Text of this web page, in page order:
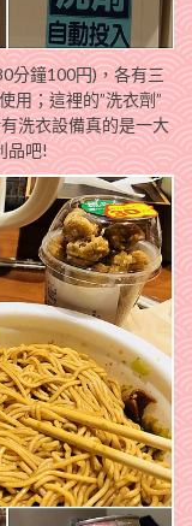
分鐘100円)，各有三
用；這裡的”洗衣劑”
洗衣設備真的是一大
品吧!